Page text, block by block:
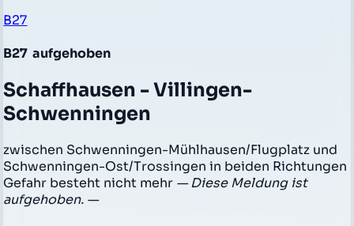
B27
B27 aufgehoben
Schaffhausen - Villingen-
Schwenningen
zwischen Schwenningen-Mühlhausen/Flugplatz und
Schwenningen-Ost/Trossingen in beiden Richtungen
Gefahr besteht nicht mehr — Diese Meldung ist
aufgehoben. —